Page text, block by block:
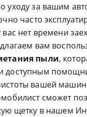
уходу за вашим
часто
нет времени
вам
пыли,
доступным
вашей
сможет
щетку в нашем